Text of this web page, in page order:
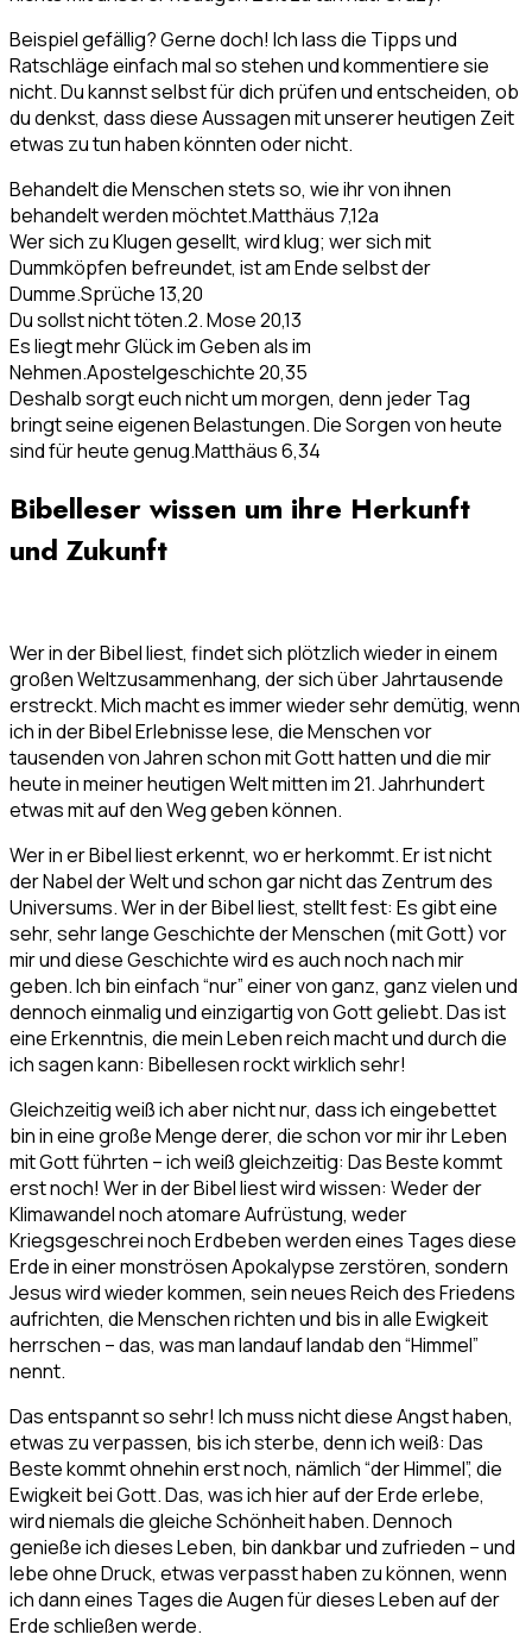
Beispiel gefällig? Gerne doch! Ich lass die Tipps und
Ratschläge einfach mal so stehen und kommentiere sie
nicht. Du kannst selbst für dich prüfen und entscheiden, ob
du denkst, dass diese Aussagen mit unserer heutigen Zeit
etwas zu tun haben könnten oder nicht.
Behandelt die Menschen stets so, wie ihr von ihnen
behandelt werden möchtet.Matthäus 7,12a
Wer sich zu Klugen gesellt, wird klug; wer sich mit
Dummköpfen befreundet, ist am Ende selbst der
Dumme.Sprüche 13,20
Du sollst nicht töten.2. Mose 20,13
Es liegt mehr Glück im Geben als im
Nehmen.Apostelgeschichte 20,35
Deshalb sorgt euch nicht um morgen, denn jeder Tag
bringt seine eigenen Belastungen. Die Sorgen von heute
sind für heute genug.Matthäus 6,34
Bibelleser wissen um ihre Herkunft
und Zukunft
Wer in der Bibel liest, findet sich plötzlich wieder in einem
großen Weltzusammenhang, der sich über Jahrtausende
erstreckt. Mich macht es immer wieder sehr demütig, wenn
ich in der Bibel Erlebnisse lese, die Menschen vor
tausenden von Jahren schon mit Gott hatten und die mir
heute in meiner heutigen Welt mitten im 21. Jahrhundert
etwas mit auf den Weg geben können.
Wer in er Bibel liest erkennt, wo er herkommt. Er ist nicht
der Nabel der Welt und schon gar nicht das Zentrum des
Universums. Wer in der Bibel liest, stellt fest: Es gibt eine
sehr, sehr lange Geschichte der Menschen (mit Gott) vor
mir und diese Geschichte wird es auch noch nach mir
geben. Ich bin einfach “nur” einer von ganz, ganz vielen und
dennoch einmalig und einzigartig von Gott geliebt. Das ist
eine Erkenntnis, die mein Leben reich macht und durch die
ich sagen kann: Bibellesen rockt wirklich sehr!
Gleichzeitig weiß ich aber nicht nur, dass ich eingebettet
bin in eine große Menge derer, die schon vor mir ihr Leben
mit Gott führten – ich weiß gleichzeitig: Das Beste kommt
erst noch! Wer in der Bibel liest wird wissen: Weder der
Klimawandel noch atomare Aufrüstung, weder
Kriegsgeschrei noch Erdbeben werden eines Tages diese
Erde in einer monströsen Apokalypse zerstören, sondern
Jesus wird wieder kommen, sein neues Reich des Friedens
aufrichten, die Menschen richten und bis in alle Ewigkeit
herrschen – das, was man landauf landab den “Himmel”
nennt.
Das entspannt so sehr! Ich muss nicht diese Angst haben,
etwas zu verpassen, bis ich sterbe, denn ich weiß: Das
Beste kommt ohnehin erst noch, nämlich “der Himmel”, die
Ewigkeit bei Gott. Das, was ich hier auf der Erde erlebe,
wird niemals die gleiche Schönheit haben. Dennoch
genieße ich dieses Leben, bin dankbar und zufrieden – und
lebe ohne Druck, etwas verpasst haben zu können, wenn
ich dann eines Tages die Augen für dieses Leben auf der
Erde schließen werde.